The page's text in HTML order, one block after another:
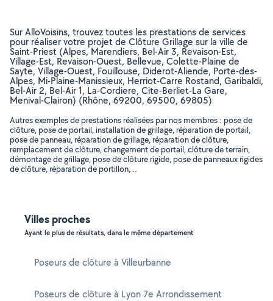
Sur AlloVoisins, trouvez toutes les prestations de services
pour réaliser votre projet de Clôture Grillage sur la ville de
Saint-Priest (Alpes, Marendiers, Bel-Air 3, Revaison-Est,
Village-Est, Revaison-Ouest, Bellevue, Colette-Plaine de
Sayte, Village-Ouest, Fouillouse, Diderot-Aliende, Porte-des-
Alpes, Mi-Plaine-Manissieux, Herriot-Carre Rostand, Garibaldi,
Bel-Air 2, Bel-Air 1, La-Cordiere, Cite-Berliet-La Gare,
Menival-Clairon) (Rhône, 69200, 69500, 69805)
Autres exemples de prestations réalisées par nos membres : pose de
clôture, pose de portail, installation de grillage, réparation de portail,
pose de panneau, réparation de grillage, réparation de clôture,
remplacement de clôture, changement de portail, clôture de terrain,
démontage de grillage, pose de clôture rigide, pose de panneaux rigides
de clôture, réparation de portillon, ..
Villes proches
Ayant le plus de résultats, dans le même département
Poseurs de clôture à Villeurbanne
Poseurs de clôture à Lyon 7e Arrondissement